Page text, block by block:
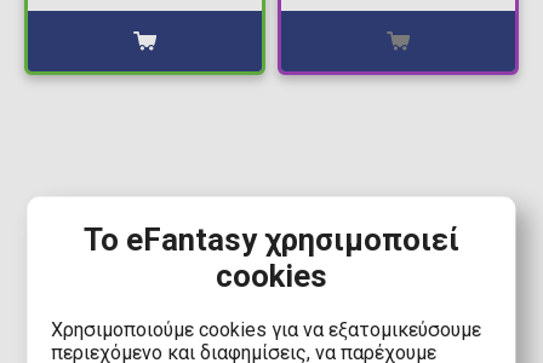
1
Το eFantasy χρησιμοποιεί
cookies
Χρησιμοποιούμε cookies για να εξατομικεύσουμε
περιεχόμενο και διαφημίσεις, να παρέχουμε